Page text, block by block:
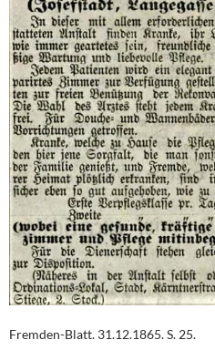
Fremden-Blatt. 31.12.1865. S. 25.